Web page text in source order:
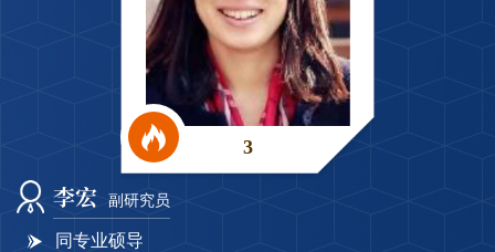
3
李宏 副研究员
同专业硕导